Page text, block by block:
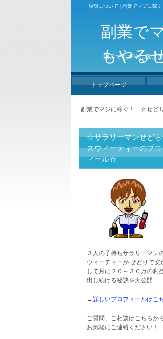
店舗について | 副業でマジに
☆サラリーマンせどら
スウィーティーのプ
ィール☆
３人の子持ちサラリーマン
ウィーティーが せどりで安
して月に２０～３０万の利
出し続ける秘訣を大公開
→詳しいプロフィールはこ
ご質問、ご相談はこちらか
お気軽にご連絡ください！
副業でマジに稼ぐ！ ☆せど
副業で
もやる
副業でも本当に稼げ
トップページ